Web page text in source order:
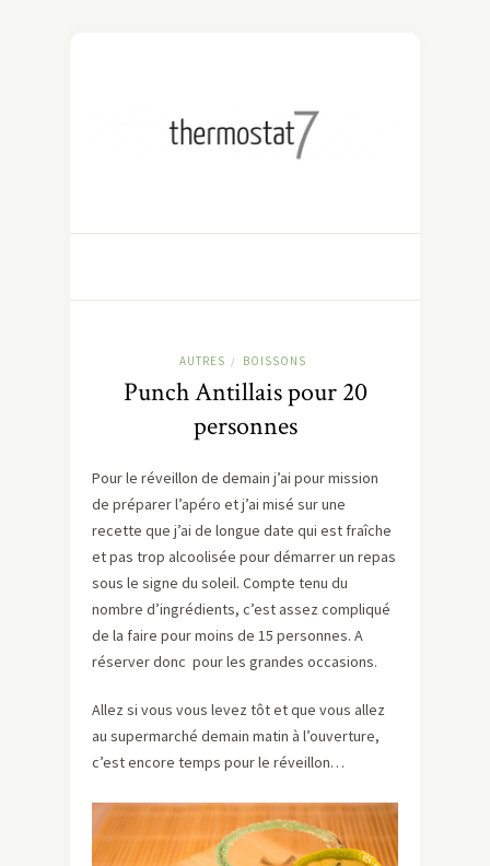
AUTRES / BOISSONS
Punch Antillais pour 20
personnes
Pour le réveillon de demain j’ai pour mission
de préparer l’apéro et j’ai misé sur une
recette que j’ai de longue date qui est fraîche
et pas trop alcoolisée pour démarrer un repas
sous le signe du soleil. Compte tenu du
nombre d’ingrédients, c’est assez compliqué
de la faire pour moins de 15 personnes. A
réserver donc pour les grandes occasions.
Allez si vous vous levez tôt et que vous allez
au supermarché demain matin à l’ouverture,
c’est encore temps pour le réveillon…